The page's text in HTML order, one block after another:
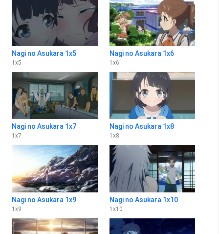
Nagi no Asukara 1x5
1 x5
Nagi no Asukara 1x6
1 x6
Nagi no Asukara 1x7
1 x7
Nagi no Asukara 1x8
1 x8
Nagi no Asukara 1x9
1 x9
Nagi no Asukara 1x10
1 x10